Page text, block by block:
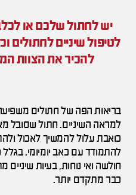
יש לחתול שלכם או
לטיפול שיניים לחתולים
להכיר את הצוות
בריאות הפה של חתולים
למראה השיניים. חתול שסובל
כואבת עלול להמשיך לאכול
להתמודד עם כאב יומיומי.
חולשה ואי נוחות, בעיות
כבר מתקדם יותר.